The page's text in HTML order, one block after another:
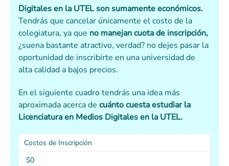
Digitales en la UTEL son sumamente económicos.
Tendrás que cancelar únicamente el costo de la
colegiatura, ya que no manejan cuota de inscripción,
¿suena bastante atractivo, verdad? no dejes pasar la
oportunidad de inscribirte en una universidad de
alta calidad a bajos precios.
En el siguiente cuadro tendrás una idea más
aproximada acerca de cuánto cuesta estudiar la
Licenciatura en Medios Digitales en la UTEL.
Costos de Inscripción
$0